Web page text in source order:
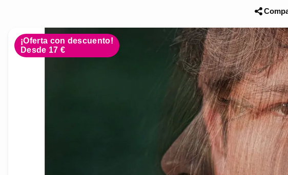
¡Oferta con descuento!
Desde 17 €